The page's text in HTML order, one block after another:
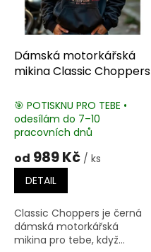
Dámská motorkářská
mikina Classic Choppers
🎯 POTISKNU PRO TEBE •
odesílám do 7–10
pracovních dnů
od 989 Kč / ks
DETAIL
Classic Choppers je černá
dámská motorkářská
mikina pro tebe, když...